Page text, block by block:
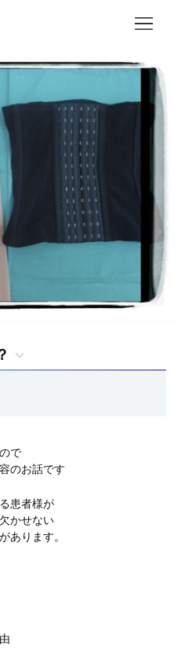
で
のお話です
患者様が
かせない
あります。